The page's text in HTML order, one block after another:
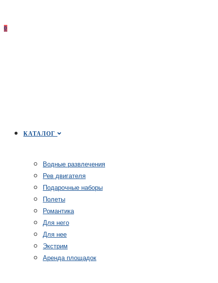
0
КАТАЛОГ
Водные развлечения
Рев двигателя
Подарочные наборы
Полеты
Романтика
Для него
Для нее
Экстрим
Аренда площадок